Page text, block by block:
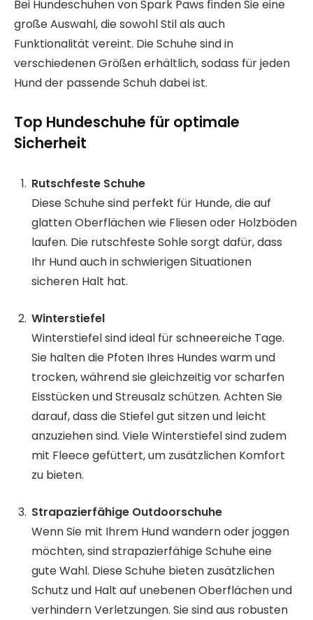
Bei Hundeschuhen von Spark Paws finden Sie eine
große Auswahl, die sowohl Stil als auch
Funktionalität vereint. Die Schuhe sind in
verschiedenen Größen erhältlich, sodass für jeden
Hund der passende Schuh dabei ist.
Top Hundeschuhe für optimale
Sicherheit
Rutschfeste Schuhe
Diese Schuhe sind perfekt für Hunde, die auf
glatten Oberflächen wie Fliesen oder Holzböden
laufen. Die rutschfeste Sohle sorgt dafür, dass
Ihr Hund auch in schwierigen Situationen
sicheren Halt hat.
Winterstiefel
Winterstiefel sind ideal für schneereiche Tage.
Sie halten die Pfoten Ihres Hundes warm und
trocken, während sie gleichzeitig vor scharfen
Eisstücken und Streusalz schützen. Achten Sie
darauf, dass die Stiefel gut sitzen und leicht
anzuziehen sind. Viele Winterstiefel sind zudem
mit Fleece gefüttert, um zusätzlichen Komfort
zu bieten.
Strapazierfähige Outdoorschuhe
Wenn Sie mit Ihrem Hund wandern oder joggen
möchten, sind strapazierfähige Schuhe eine
gute Wahl. Diese Schuhe bieten zusätzlichen
Schutz und Halt auf unebenen Oberflächen und
verhindern Verletzungen. Sie sind aus robusten